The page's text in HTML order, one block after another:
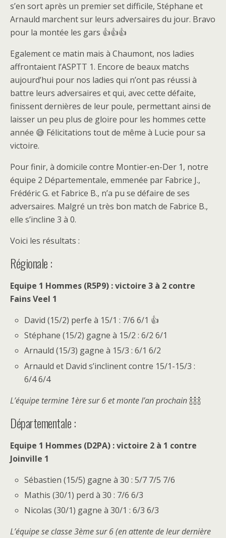
s’en sort après un premier set difficile, Stéphane et
Arnauld marchent sur leurs adversaires du jour. Bravo
pour la montée les gars 👍👍👍
Egalement ce matin mais à Chaumont, nos ladies
affrontaient l’ASPTT 1. Encore de beaux matchs
aujourd’hui pour nos ladies qui n’ont pas réussi à
battre leurs adversaires et qui, avec cette défaite,
finissent dernières de leur poule, permettant ainsi de
laisser un peu plus de gloire pour les hommes cette
année 😅 Félicitations tout de même à Lucie pour sa
victoire.
Pour finir, à domicile contre Montier-en-Der 1, notre
équipe 2 Départementale, emmenée par Fabrice J.,
Frédéric G. et Fabrice B., n’a pu se défaire de ses
adversaires. Malgré un très bon match de Fabrice B.,
elle s’incline 3 à 0.
Voici les résultats :
Régionale :
Equipe 1 Hommes (R5P9) : victoire 3 à 2 contre
Fains Veel 1
David (15/2) perfe à 15/1 : 7/6 6/1 👍
Stéphane (15/2) gagne à 15/2 : 6/2 6/1
Arnauld (15/3) gagne à 15/3 : 6/1 6/2
Arnauld et David s’inclinent contre 15/1-15/3 :
6/4 6/4
L’équipe termine 1ère sur 6 et monte l’an prochain🍾🍾🍾
Départementale :
Equipe 1 Hommes (D2PA) : victoire 2 à 1 contre
Joinville 1
Sébastien (15/5) gagne à 30 : 5/7 7/5 7/6
Mathis (30/1) perd à 30 : 7/6 6/3
Nicolas (30/1) gagne à 30/1 : 6/3 6/3
L’équipe se classe 3ème sur 6 (en attente de leur dernière